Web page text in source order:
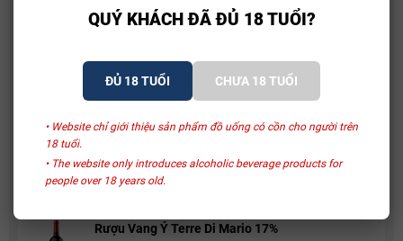
QUÝ KHÁCH ĐÃ ĐỦ 18 TUỔI?
ĐỦ 18 TUỔI CHƯA 18 TUỔI
• Website chỉ giới thiệu sản phẩm đồ uống có cồn cho người trên
18 tuổi.
• The website only introduces alcoholic beverage products for
people over 18 years old.
Bia Bỉ Trappistes Rochefort 10
150.000₫
Spumante
480.000₫
581.000₫
Rượu Vang Ý Terre Di Mario 17%